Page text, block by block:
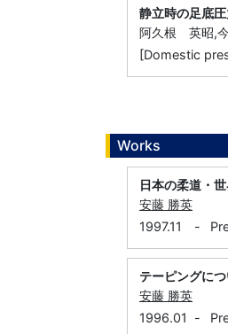
静立時の足底
阿久根 英昭,
[Domestic
Works
日本の柔道・
安藤 勝英
1997.11
-
テーピングに
安藤 勝英
1996.01
-